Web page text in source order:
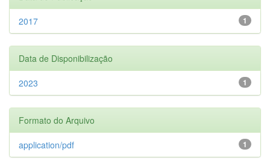
1
2017
Data de Disponibilização
1
2023
Formato do Arquivo
1
application/pdf